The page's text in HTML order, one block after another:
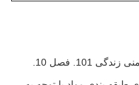
انجمن ملی حفاظت از آتش سوزی کد ایمنی زندگی 101. فصل 10.